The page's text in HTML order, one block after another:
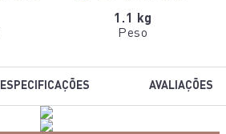
1.1 kg
Peso
ESPECIFICAÇÕES AVALIAÇÕES